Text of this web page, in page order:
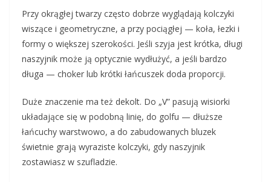
Przy okrągłej twarzy często dobrze wyglądają kolczyki
wiszące i geometryczne, a przy pociągłej — koła, łezki i
formy o większej szerokości. Jeśli szyja jest krótka, długi
naszyjnik może ją optycznie wydłużyć, a jeśli bardzo
długa — choker lub krótki łańcuszek doda proporcji.
Duże znaczenie ma też dekolt. Do „V” pasują wisiorki
układające się w podobną linię, do golfu — dłuższe
łańcuchy warstwowo, a do zabudowanych bluzek
świetnie grają wyraziste kolczyki, gdy naszyjnik
zostawiasz w szufladzie.